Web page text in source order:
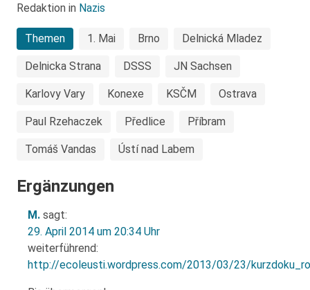
Redaktion in Nazis
Themen 1. Mai Brno Delnická Mladez
Delnicka Strana DSSS JN Sachsen
Karlovy Vary Konexe KSČM Ostrava
Paul Rze­haczek Předlice Příbram
Tomáš Vandas Ústí nad Labem
Ergänzungen
M. sagt:
29. April 2014 um 20:34 Uhr
weiterführend:
http://ecoleusti.wordpress.com/2013/03/23/